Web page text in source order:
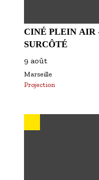
CINÉ PLEIN AIR
SURCÔTÉ
9 août
Marseille
Projection